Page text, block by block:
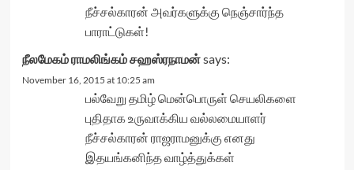
நீச்சல்காரன் அவர்களுக்கு நெஞ்சார்ந்த
பாராட்டுகள்!
நீலமேகம் ராமலிங்கம் சஹஸ்ரநாமன்says:
November 16, 2015 at 10:25 am
பல்வேறு தமிழ் மென்பொருள் செயலிகளை
புதிதாக உருவாக்கிய வல்லமையாளர்
நீச்சல்காரன் ராஜராமனுக்கு எனது
இதயங்கனிந்த வாழ்த்துக்கள்